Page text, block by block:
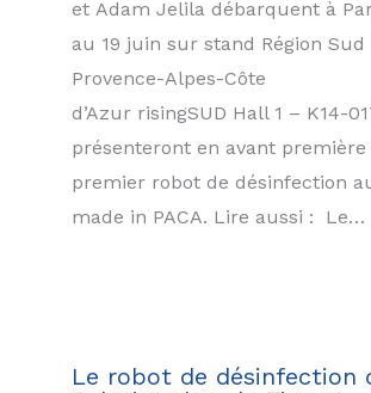
et Adam Jelila débarquent à
au 19 juin sur stand Région Sud
Provence-Alpes-Côte
d’Azur risingSUD Hall 1 – K14-
présenteront en avant
premier robot de désinfection
made in PACA. Lire aussi : Le…
Le robot de désinfection